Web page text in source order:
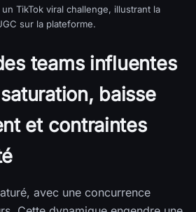
TikTok viral challenge, illustrant la
sur la plateforme.
teams influentes
baisse
et contraintes
avec une concurrence